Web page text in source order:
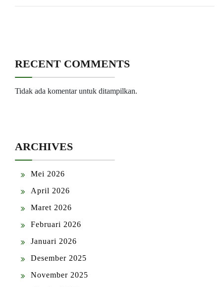
RECENT COMMENTS
Tidak ada komentar untuk ditampilkan.
ARCHIVES
Mei 2026
April 2026
Maret 2026
Februari 2026
Januari 2026
Desember 2025
November 2025